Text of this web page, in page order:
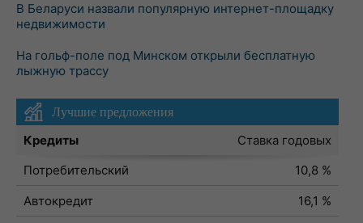
В Беларуси назвали популярную интернет-площадку
недвижимости
На гольф-поле под Минском открыли бесплатную
лыжную трассу
Лучшие предложения
Кредиты
Ставка годовых
Потребительский
10,8 %
Автокредит
16,1 %